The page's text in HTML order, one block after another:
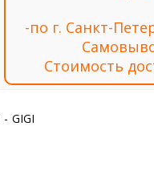
-по г. Санкт-
Стоимость
- GIGI